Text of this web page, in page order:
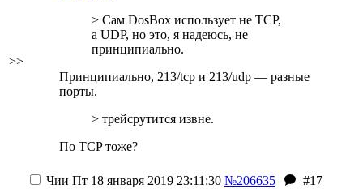
>>
> Сам DosBox использует не TCP,
а UDP, но это, я надеюсь, не
принципиально.
Принципиально, 213/tcp и 213/udp — разные
порты.
> трейсрутится извне.
По TCP тоже?
Чии Пт 18 января 2019 23:11:30 №206635
#17